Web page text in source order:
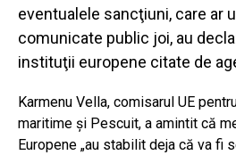
eventualele sancţiuni, care ar
comunicate public joi, au
instituţii europene citate de
Karmenu Vella, comisarul UE
maritime şi Pescuit, a amintit că
Europene „au stabilit deja că va fi